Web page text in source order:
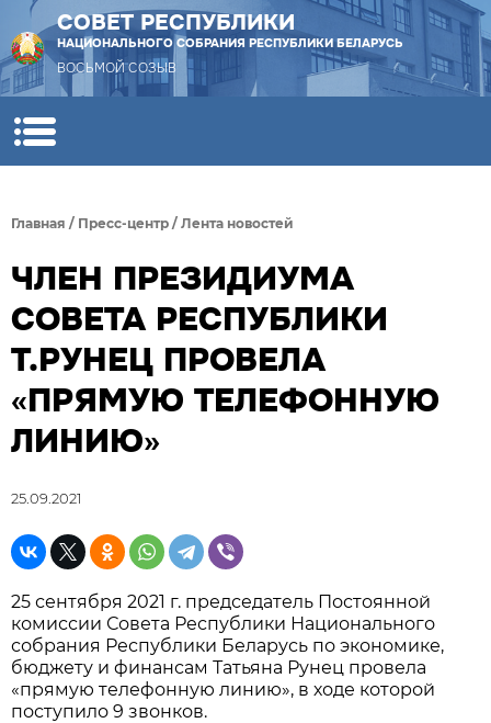
СОВЕТ РЕСПУБЛИКИ
НАЦИОНАЛЬНОГО СОБРАНИЯ РЕСПУБЛИКИ БЕЛАРУСЬ
ВОСЬМОЙ СОЗЫВ
Главная / Пресс-центр / Лента новостей
ЧЛЕН ПРЕЗИДИУМА
СОВЕТА РЕСПУБЛИКИ
Т.РУНЕЦ ПРОВЕЛА
«ПРЯМУЮ ТЕЛЕФОННУЮ
ЛИНИЮ»
25.09.2021
25 сентября 2021 г. председатель Постоянной
комиссии Совета Республики Национального
собрания Республики Беларусь по экономике,
бюджету и финансам Татьяна Рунец провела
«прямую телефонную линию», в ходе которой
поступило 9 звонков.